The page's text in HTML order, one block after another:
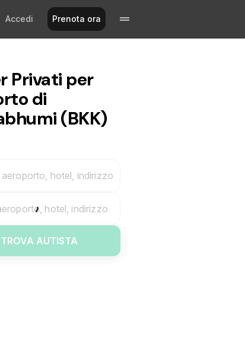
Accedi Prenota ora
Privati per
di
(BKK)
aeroporto, hotel, indirizzo
hotel, indirizzo
TROVA AUTISTA